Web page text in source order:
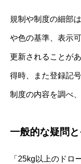
規制や制度の細部
や色の基準、表示
更新されることが
得時、また登録記
制度の内容を調べ
一般的な疑問
「25kg以上のドロ